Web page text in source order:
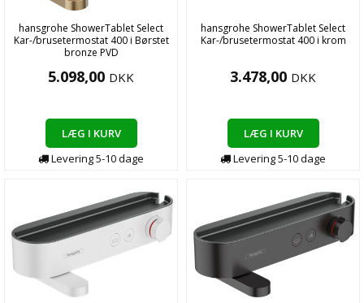
hansgrohe ShowerTablet Select
Kar-/brusetermostat 400 i Børstet
bronze PVD
5.098,00 DKK
LÆG I KURV
Levering5-10dage
hansgrohe ShowerTablet Select
Kar-/brusetermostat 400 i krom
3.478,00 DKK
LÆG I KURV
Levering5-10dage